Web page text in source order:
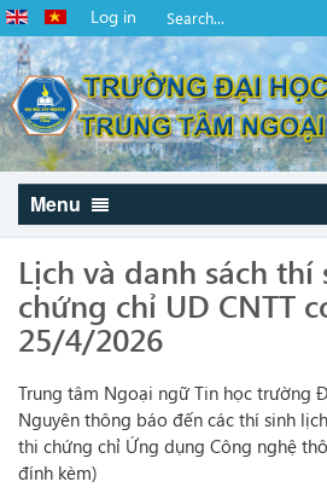
Log in
Menu
Lịch và danh sách thí
chứng chỉ UD CNTT
25/4/2026
Trung tâm Ngoại ngữ Tin học trường
Nguyên thông báo đến các thí sinh
thi chứng chỉ Ứng dụng Công nghệ
đính kèm)